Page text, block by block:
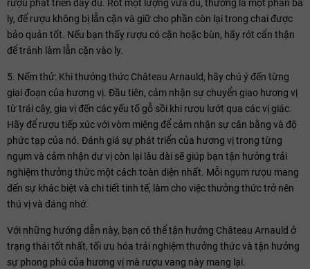
rượu phát triển đầy đủ. Rót một lượng vừa đủ, thường là một phần ba
ly, để rượu không bị lẫn cặn và giữ cho phần còn lại trong chai được
bảo quản tốt. Nếu bạn thấy rượu có cặn hoặc bùn, hãy rót cẩn thận
để tránh làm lẫn cặn vào ly.
5. Nếm thử: Khi thưởng thức Château Arnauld, hãy chú ý đến từng
giai đoạn của hương vị. Đầu tiên, cảm nhận sự chuyển giao hương vị
từ trái cây, gia vị đến các yếu tố gỗ sồi khi rượu lướt qua các vị giác.
Hãy để rượu tiếp xúc với vòm miệng để cảm nhận sự cân bằng và độ
phức tạp của nó. Đánh giá sự phát triển của hương vị trong từng
ngụm và cảm nhận dư vị còn lại lâu dài sẽ giúp bạn tận hưởng trải
nghiệm thưởng thức một cách toàn diện nhất. Mỗi ngụm rượu mang
đến sự khác biệt và chi tiết tinh tế, làm cho việc thưởng thức trở nên
thú vị và đáng nhớ.
Với những hướng dẫn này, bạn có thể tận hưởng Château Arnauld ở
trạng thái tốt nhất, tối ưu hóa trải nghiệm thưởng thức và tận hưởng
sự phong phú của hương vị mà rượu vang này mang lại.